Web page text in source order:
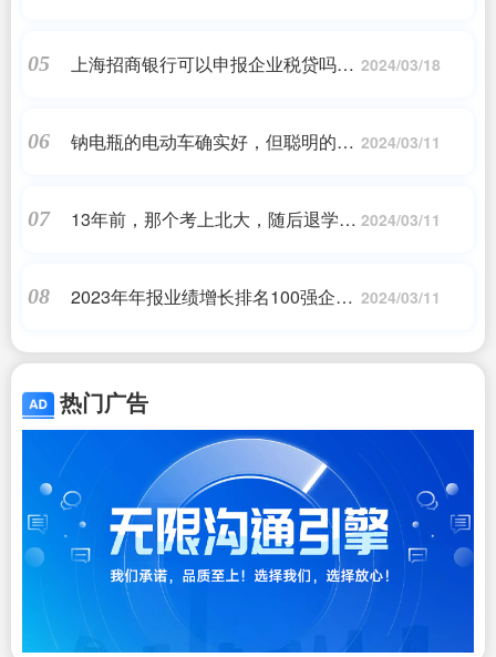
05
上海招商银行可以申报企业税贷吗是 2024/03/18
06
钠电瓶的电动车确实好，但聪明的车 2024/03/11
07
13年前，那个考上北大，随后退学读 2024/03/11
08
2023年年报业绩增长排名100强企业 2024/03/11
热门广告